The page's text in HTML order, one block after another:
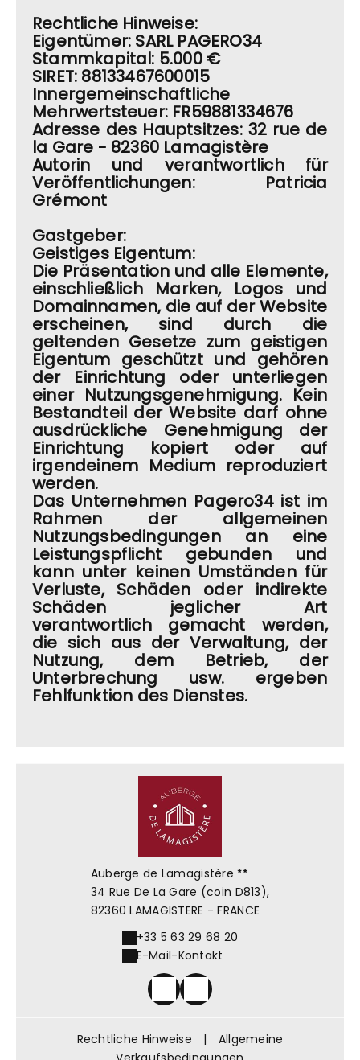
Rechtliche Hinweise:
Eigentümer: SARL PAGERO34
Stammkapital: 5.000 €
SIRET: 88133467600015
Innergemeinschaftliche
Mehrwertsteuer: FR59881334676
Adresse des Hauptsitzes: 32 rue de
la Gare - 82360 Lamagistère
Autorin und verantwortlich für
Veröffentlichungen: Patricia
Grémont
Gastgeber:
Geistiges Eigentum:
Die Präsentation und alle Elemente,
einschließlich Marken, Logos und
Domainnamen, die auf der Website
erscheinen, sind durch die
geltenden Gesetze zum geistigen
Eigentum geschützt und gehören
der Einrichtung oder unterliegen
einer Nutzungsgenehmigung. Kein
Bestandteil der Website darf ohne
ausdrückliche Genehmigung der
Einrichtung kopiert oder auf
irgendeinem Medium reproduziert
werden.
Das Unternehmen Pagero34 ist im
Rahmen der allgemeinen
Nutzungsbedingungen an eine
Leistungspflicht gebunden und
kann unter keinen Umständen für
Verluste, Schäden oder indirekte
Schäden jeglicher Art
verantwortlich gemacht werden,
die sich aus der Verwaltung, der
Nutzung, dem Betrieb, der
Unterbrechung usw. ergeben
Fehlfunktion des Dienstes.
Auberge de Lamagistère
34 Rue De La Gare (coin D813),
82360 LAMAGISTERE - FRANCE
+33 5 63 29 68 20
E-Mail-Kontakt
Rechtliche Hinweise |
Allgemeine